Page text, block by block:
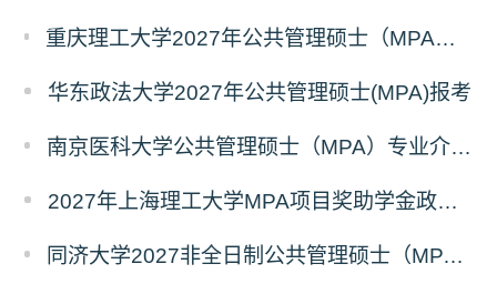
重庆理工大学2027年公共管理硕士（MPA）专业学位研究生（双证）报考
华东政法大学2027年公共管理硕士(MPA)报考
南京医科大学公共管理硕士（MPA）专业介绍（2027年）
2027年上海理工大学MPA项目奖助学金政策发布
同济大学2027非全日制公共管理硕士（MPA）奖学金方案